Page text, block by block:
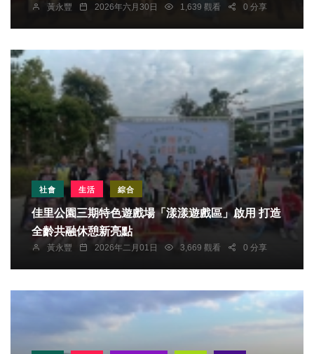
黃永豐 2026年六月30日 1,639 觀看 0 分享
社會 生活 綜合
佳里公園三期特色遊戲場「漾漾遊戲區」啟用 打造
全齡共融休憩新亮點
黃永豐 2026年二月01日 3,669 觀看 0 分享